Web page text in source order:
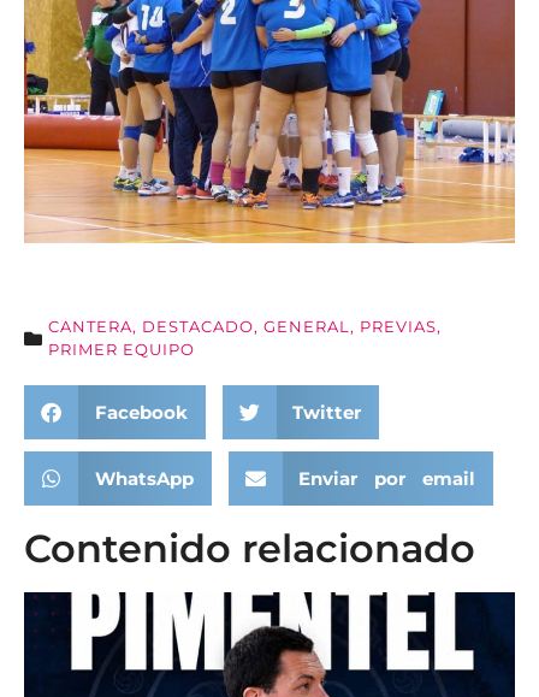
CANTERA, DESTACADO, GENERAL, PREVIAS,
PRIMER EQUIPO
Facebook Twitter
WhatsApp Enviar por email
Contenido relacionado